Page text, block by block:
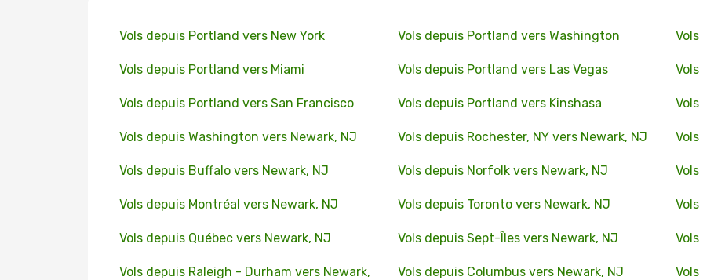
Vols depuis Portland vers New York Vols depuis Portland vers Washington
Vols depuis Portland vers Miami Vols depuis Portland vers Las Vegas
Vols depuis Portland vers San Francisco Vols depuis Portland vers Kinshasa
Vols depuis Washington vers Newark, NJ Vols depuis Rochester, NY vers Newark, NJ
Vols depuis Buffalo vers Newark, NJ Vols depuis Norfolk vers Newark, NJ
Vols depuis Montréal vers Newark, NJ Vols depuis Toronto vers Newark, NJ
Vols depuis Québec vers Newark, NJ Vols depuis Sept-Îles vers Newark, NJ
Vols depuis Raleigh - Durham vers Newark,
Vols depuis Columbus vers Newark, NJ